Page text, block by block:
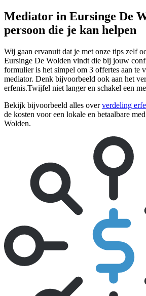
Mediator in Eursinge De
persoon die je kan helpen
Wij gaan ervanuit dat je met onze tips zelf
Eursinge De Wolden vindt die bij jouw
formulier is het simpel om 3 offertes aan te
mediator. Denk bijvoorbeeld ook aan het
erfenis.Twijfel niet langer en schakel een
Bekijk bijvoorbeeld alles oververdeling
de kosten voor een lokale en betaalbare
Wolden.